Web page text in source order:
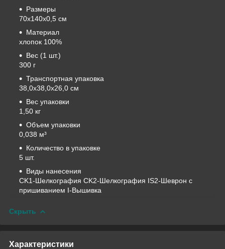
Размеры
70х140х0,5 см
Материал
хлопок 100%
Вес (1 шт.)
300 г
Транспортная упаковка
38,0x38,0x26,0 см
Вес упаковки
1,50 кг
Объем упаковки
0,038 м³
Количество в упаковке
5 шт.
Виды нанесения
CK1-Шелкография CK2-Шелкография IS2-Шеврон с
пришиванием I-Вышивка
Скрыть
Характеристики